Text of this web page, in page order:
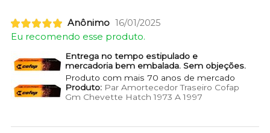
Anônimo 16/01/2025
Eu recomendo esse produto.
Entrega no tempo estipulado e
mercadoria bem embalada. Sem objeções.
Produto com mais 70 anos de mercado
Produto:Par Amortecedor Traseiro Cofap
Gm Chevette Hatch 1973 A 1997